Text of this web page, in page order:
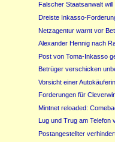
Falscher Staatsanwalt
Dreiste Inkasso-
Netzagentur warnt vor
Alexander Hennig nach
Post von Toma-Inkasso
Betrüger verschicken
Vorsicht einer
Forderungen für
Mintnet reloaded:
Lug und Trug am Telefon
Postangestellter